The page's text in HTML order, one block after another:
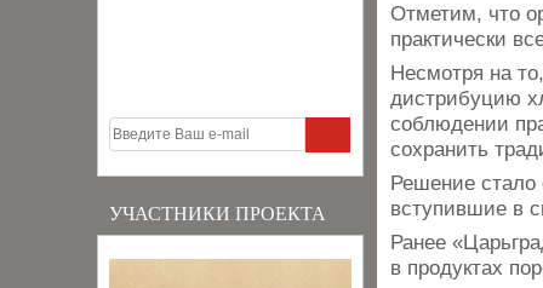
УЧАСТНИКИ ПРОЕКТА
Отметим, что
практически
Несмотря на
дистрибуцию
соблюдении
сохранить
Решение стало
вступившие в
Ранее
в продуктах